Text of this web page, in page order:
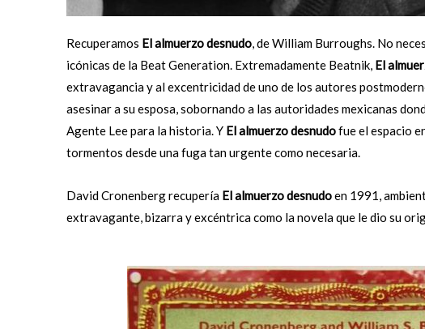
Recuperamos El almuerzo desnudo, de William Burroughs. No
icónicas de la Beat Generation. Extremadamente Beatnik, El
extravagancia y al excentricidad de uno de los autores
asesinar a su esposa, sobornando a las autoridades mexicanas
Agente Lee para la historia. Y El almuerzo desnudofue el espacio
tormentos desde una fuga tan urgente como necesaria.
David Cronenberg recupería El almuerzo desnudoen 1991,
extravagante, bizarra y excéntrica como la novela que le dio su